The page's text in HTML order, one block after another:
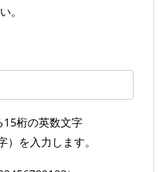
。
桁の英数文字
を入力します。